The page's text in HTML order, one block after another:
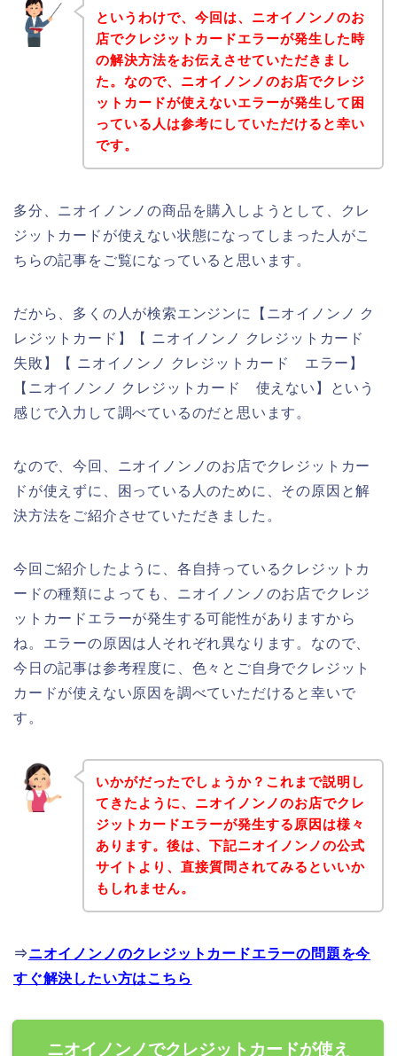
というわけで、今回は、ニオイノンノのお
店でクレジットカードエラーが発生した時
の解決方法をお伝えさせていただきまし
た。なので、ニオイノンノのお店でクレジ
ットカードが使えないエラーが発生して困
っている人は参考にしていただけると幸い
です。
多分、ニオイノンノの商品を購入しようとして、クレ
ジットカードが使えない状態になってしまった人がこ
ちらの記事をご覧になっていると思います。
だから、多くの人が検索エンジンに【ニオイノンノ ク
レジットカード】【 ニオイノンノ クレジットカード
失敗】【 ニオイノンノ クレジットカード エラー】
【ニオイノンノ クレジットカード 使えない】という
感じで入力して調べているのだと思います。
なので、今回、ニオイノンノのお店でクレジットカー
ドが使えずに、困っている人のために、その原因と解
決方法をご紹介させていただきました。
今回ご紹介したように、各自持っているクレジットカ
ードの種類によっても、ニオイノンノのお店でクレジ
ットカードエラーが発生する可能性がありますから
ね。エラーの原因は人それぞれ異なります。なので、
今日の記事は参考程度に、色々とご自身でクレジット
カードが使えない原因を調べていただけると幸いで
す。
いかがだったでしょうか？これまで説明し
てきたように、ニオイノンノのお店でクレ
ジットカードエラーが発生する原因は様々
あります。後は、下記ニオイノンノの公式
サイトより、直接質問されてみるといいか
もしれません。
⇒ニオイノンノのクレジットカードエラーの問題を今
すぐ解決したい方はこちら
ニオイノンノでクレジットカードが使え